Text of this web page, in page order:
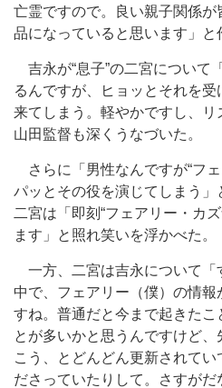
亡霊ですので。良い親子関係
品になっていると思います」と
吉永が“息子”の二宮について
るんですが、ヒョッとそれを
来てしまう。軽やかですし、リ
山田監督も深くうなづいた。
さらに「男性なんですが“フ
パッとその役を演じてしまう」
二宮は「即刻“フェアリー・カ
ます」と照れ笑いを浮かべた。
一方、二宮は吉永について「
中で、フェアリー（僕）の情
すね。普通だと今まで起きたこ
とが多いかと思うんですけど
こう、とどんどん更新されてい
ださっていたりして。さすが